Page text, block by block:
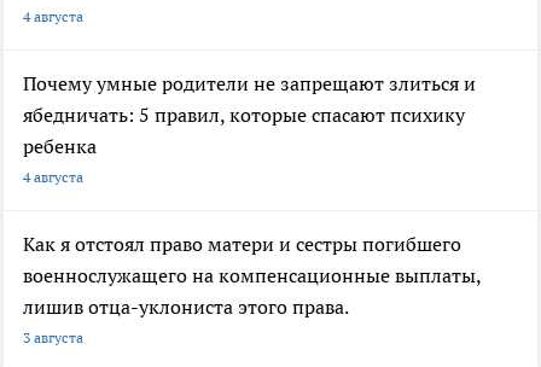
4 августа
Почему умные родители не запрещают злиться и
ябедничать: 5 правил, которые спасают психику
ребенка
4 августа
Как я отстоял право матери и сестры погибшего
военнослужащего на компенсационные выплаты,
лишив отца-уклониста этого права.
3 августа